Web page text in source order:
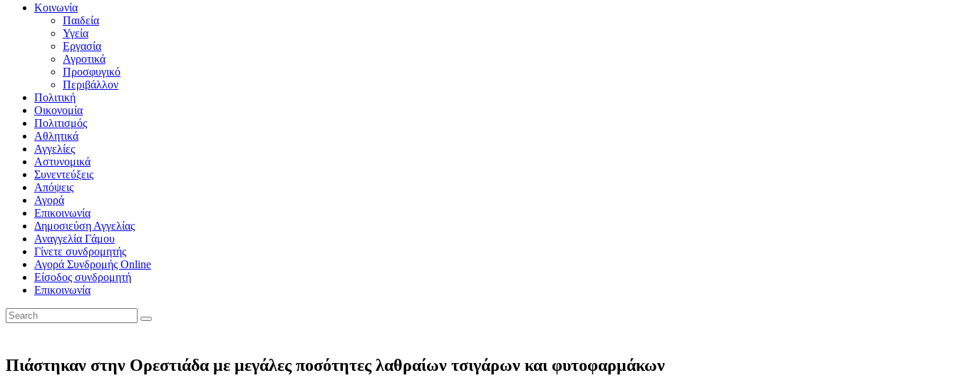
Κοινωνία
Παιδεία
Υγεία
Εργασία
Αγροτικά
Προσφυγικό
Περιβάλλον
Πολιτική
Οικονομία
Πολιτισμός
Αθλητικά
Αγγελίες
Αστυνομικά
Συνεντεύξεις
Απόψεις
Αγορά
Επικοινωνία
Δημοσιεύση Αγγελίας
Αναγγελία Γάμου
Γίνετε συνδρομητής
Αγορά Συνδρομής Online
Είσοδος συνδρομητή
Επικοινωνία
Πιάστηκαν στην Ορεστιάδα με μεγάλες ποσότητες λαθραίων τσιγάρων και φυτοφαρμάκων